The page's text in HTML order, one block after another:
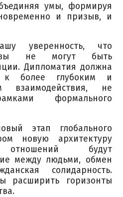
умы, формируя
и призыв, и
уверенность, что
не могут быть
Дипломатия должна
к более глубоким и
взаимодействия, не
формального
этап глобального
новую архитектуру
отношений будут
между людьми, обмен
солидарность.
расширить горизонты